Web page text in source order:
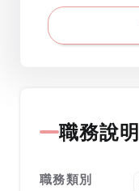
職務說明
職務類別